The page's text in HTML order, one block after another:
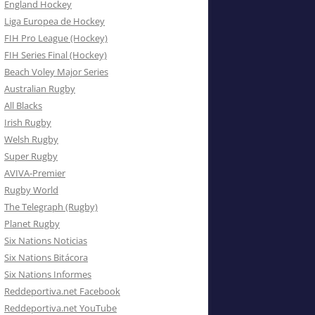
England Hockey
Liga Europea de Hockey
FIH Pro League (Hockey)
FIH Series Final (Hockey)
Beach Voley Major Series
Australian Rugby
All Blacks
Irish Rugby
Welsh Rugby
Super Rugby
AVIVA-Premier
Rugby World
The Telegraph (Rugby)
Planet Rugby
Six Nations Noticias
Six Nations Bitácora
Six Nations Informes
Reddeportiva.net Facebook
Reddeportiva.net YouTube